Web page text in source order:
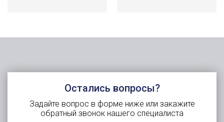
Остались вопросы?
Задайте вопрос в форме ниже или закажите
обратный звонок нашего специалиста